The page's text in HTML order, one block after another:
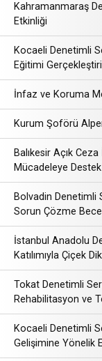
Kahramanmaraş
Etkinliği
Kocaeli Denetimli
Eğitimi
İnfaz ve Koruma
Kurum Şoförü Alper
Balıkesir Açık
Mücadeleye
Bolvadin Denetimli
Sorun Çözme
İstanbul Anadolu
Katılımıyla Çiçek
Tokat Denetimli
Rehabilitasyon ve
Kocaeli Denetimli
Gelişimine Yönelik